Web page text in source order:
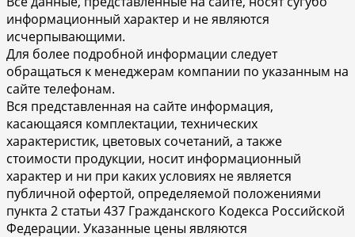
информационный характер и не являются
исчерпывающими.
Для более подробной информации следует
обращаться к менеджерам компании по указанным на
сайте телефонам.
Вся представленная на сайте информация,
касающаяся комплектации, технических
характеристик, цветовых сочетаний, а также
стоимости продукции, носит информационный
характер и ни при каких условиях не является
публичной офертой, определяемой положениями
пункта 2 статьи 437 Гражданского Кодекса Российской
Федерации. Указанные цены являются